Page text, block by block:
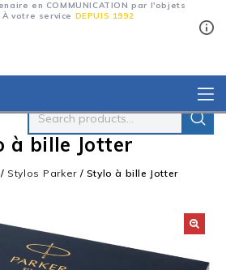
en COMMUNICATION par l'objets
À votre service DEPUIS 1992
à bille Jotter
/ Stylos Parker / Stylo à bille Jotter